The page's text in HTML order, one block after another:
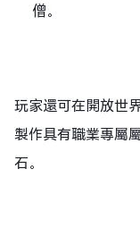
僧。
玩家還可在開放世
製作具有職業專屬
石。